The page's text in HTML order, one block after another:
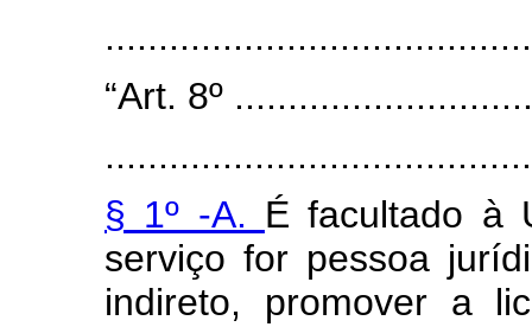
“Art. 8º
§ 1º -A. É facultado à
serviço for pessoa
indireto, promover a